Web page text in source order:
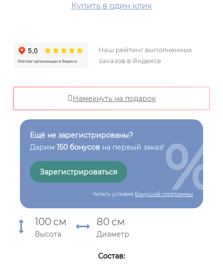
Купить в один клик
Наш рейтинг выполненных
заказов в Яндексе
Намекнуть на подарок
Ещё не зарегистрированы?
Дарим 150 бонусов на первый заказ!
Зарегистрироваться
Читать условия бонусной программы
%
100 см
Высота
80 см
Диаметр
Состав: